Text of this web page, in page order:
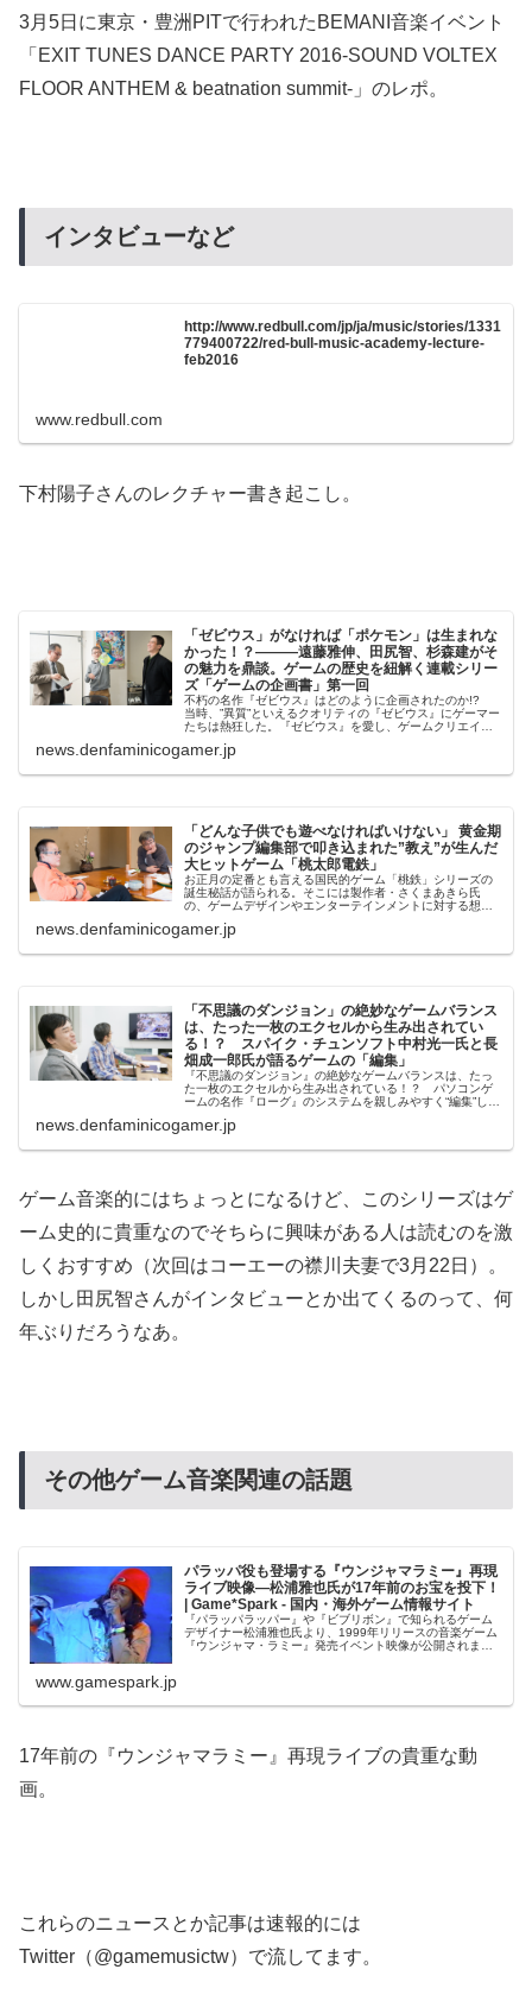
3月5日に東京・豊洲PITで行われたBEMANI音楽イベント
「EXIT TUNES DANCE PARTY 2016-SOUND VOLTEX
FLOOR ANTHEM & beatnation summit-」のレポ。
インタビューなど
http://www.redbull.com/jp/ja/music/stories/1331
779400722/red-bull-music-academy-lecture-
feb2016
www.redbull.com
下村陽子さんのレクチャー書き起こし。
「ゼビウス」がなければ「ポケモン」は生まれな
かった！？———遠藤雅伸、田尻智、杉森建がそ
の魅力を鼎談。ゲームの歴史を紐解く連載シリー
ズ「ゲームの企画書」第一回
不朽の名作『ゼビウス』はどのように企画されたのか!?
当時、”異質”といえるクオリティの『ゼビウス』にゲーマー
たちは熱狂した。『ゼビウス』を愛し、ゲームクリエイタ
を迎え、制作者の遠藤雅伸氏...
news.denfaminicogamer.jp
「どんな子供でも遊べなければいけない」 黄金期
のジャンプ編集部で叩き込まれた”教え”が生んだ
大ヒットゲーム「桃太郎電鉄」
お正月の定番とも言える国民的ゲーム「桃鉄」シリーズの
誕生秘話が語られる。そこには製作者・さくまあきら氏
の、ゲームデザインやエンターテインメントに対する想い
田省治氏同席のもと、さくま氏がゲー...
news.denfaminicogamer.jp
「不思議のダンジョン」の絶妙なゲームバランス
は、たった一枚のエクセルから生み出されてい
る！？ スパイク・チュンソフト中村光一氏と長
畑成一郎氏が語るゲームの「編集」
『不思議のダンジョン』の絶妙なゲームバランスは、たっ
た一枚のエクセルから生み出されている！？ パソコンゲ
ームの名作『ローグ』のシステムを親しみやすく“編集”して
ク・チュンソフトの中村光一会...
news.denfaminicogamer.jp
ゲーム音楽的にはちょっとになるけど、このシリーズはゲ
ーム史的に貴重なのでそちらに興味がある人は読むのを激
しくおすすめ（次回はコーエーの襟川夫妻で3月22日）。
しかし田尻智さんがインタビューとか出てくるのって、何
年ぶりだろうなあ。
その他ゲーム音楽関連の話題
パラッパ役も登場する『ウンジャマラミー』再現
ライブ映像―松浦雅也氏が17年前のお宝を投下！
| Game*Spark - 国内・海外ゲーム情報サイト
『パラッパラッパー』や『ビブリボン』で知られるゲーム
デザイナー松浦雅也氏より、1999年リリースの音楽ゲーム
『ウンジャマ・ラミー』発売イベント映像が公開されまし
www.gamespark.jp
17年前の『ウンジャマラミー』再現ライブの貴重な動
画。
これらのニュースとか記事は速報的には
Twitter（@gamemusictw）で流してます。